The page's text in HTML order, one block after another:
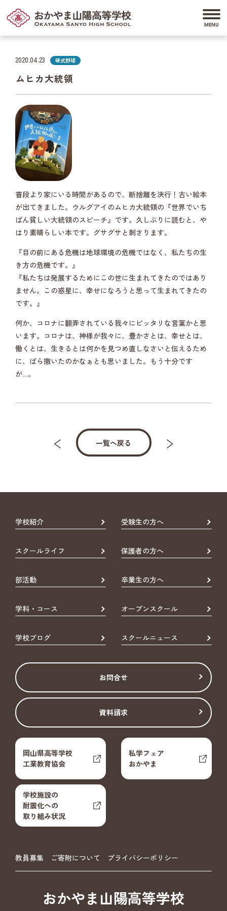
2020.04.23 硬式野球
ムヒカ大統領
普段より家にいる時間があるので、断捨離を決行！古い絵本
が出てきました。ウルグアイのムヒカ大統領の『世界でいち
ばん貧しい大統領のスピーチ』です。久しぶりに読むと、や
はり素晴らしい本です。グサグサと刺さります。
『目の前にある危機は地球環境の危機ではなく、私たちの生
き方の危機です。』
『私たちは発展するためにこの世に生まれてきたのではあり
ません。この惑星に、幸せになろうと思って生まれてきたの
です。』
何か、コロナに翻弄されている我々にピッタリな言葉かと思
います。コロナは、神様が我々に、豊かさとは、幸せとは、
働くとは、生きるとは何かを見つめ直しなさいと伝えるため
に、ばら撒いたのかなぁとも思いました。もう十分です
が…。
一覧へ戻る
学校紹介 受験生の方へ
スクールライフ 保護者の方へ
部活動 卒業生の方へ
学科・コース オープンスクール
学校ブログ スクールニュース
お問合せ
資料請求
岡山県高等学校
工業教育協会
私学フェア
おかやま
学校施設の
耐震化への
取り組み状況
教員募集 ご寄附について プライバシーポリシー
おかやま山陽高等学校